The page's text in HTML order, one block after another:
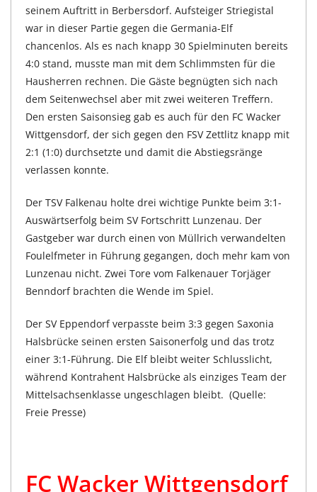
seinem Auftritt in Berbersdorf. Aufsteiger Striegistal
war in dieser Partie gegen die Germania-Elf
chancenlos. Als es nach knapp 30 Spielminuten bereits
4:0 stand, musste man mit dem Schlimmsten für die
Hausherren rechnen. Die Gäste begnügten sich nach
dem Seitenwechsel aber mit zwei weiteren Treffern.
Den ersten Saisonsieg gab es auch für den FC Wacker
Wittgensdorf, der sich gegen den FSV Zettlitz knapp mit
2:1 (1:0) durchsetzte und damit die Abstiegsränge
verlassen konnte.
Der TSV Falkenau holte drei wichtige Punkte beim 3:1-
Auswärtserfolg beim SV Fortschritt Lunzenau. Der
Gastgeber war durch einen von Müllrich verwandelten
Foulelfmeter in Führung gegangen, doch mehr kam von
Lunzenau nicht. Zwei Tore vom Falkenauer Torjäger
Benndorf brachten die Wende im Spiel.
Der SV Eppendorf verpasste beim 3:3 gegen Saxonia
Halsbrücke seinen ersten Saisonerfolg und das trotz
einer 3:1-Führung. Die Elf bleibt weiter Schlusslicht,
während Kontrahent Halsbrücke als einziges Team der
Mittelsachsenklasse ungeschlagen bleibt. (Quelle:
Freie Presse)
FC Wacker Wittgensdorf